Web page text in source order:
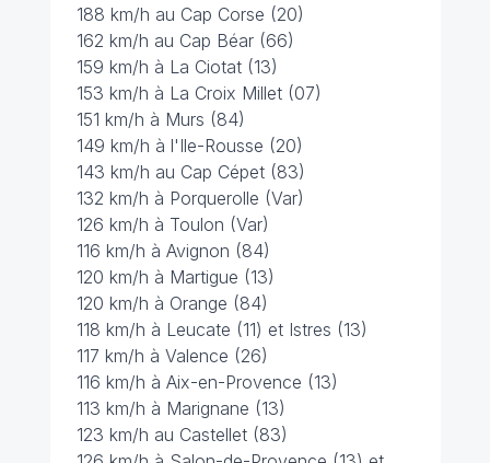
188 km/h au Cap Corse (20)
162 km/h au Cap Béar (66)
159 km/h à La Ciotat (13)
153 km/h à La Croix Millet (07)
151 km/h à Murs (84)
149 km/h à l'Ile-Rousse (20)
143 km/h au Cap Cépet (83)
132 km/h à Porquerolle (Var)
126 km/h à Toulon (Var)
116 km/h à Avignon (84)
120 km/h à Martigue (13)
120 km/h à Orange (84)
118 km/h à Leucate (11) et Istres (13)
117 km/h à Valence (26)
116 km/h à Aix-en-Provence (13)
113 km/h à Marignane (13)
123 km/h au Castellet (83)